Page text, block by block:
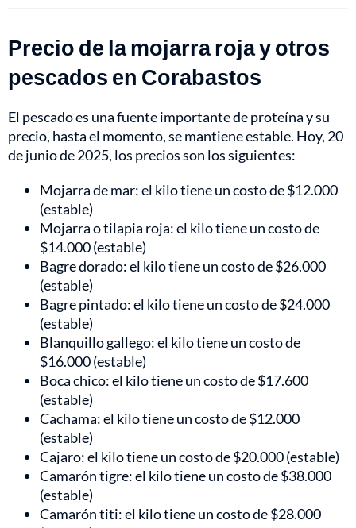
Precio de la mojarra roja y otros
pescados en Corabastos
El pescado es una fuente importante de proteína y su
precio, hasta el momento, se mantiene estable. Hoy, 20
de junio de 2025, los precios son los siguientes:
Mojarra de mar: el kilo tiene un costo de $12.000
(estable)
Mojarra o tilapia roja: el kilo tiene un costo de
$14.000 (estable)
Bagre dorado: el kilo tiene un costo de $26.000
(estable)
Bagre pintado: el kilo tiene un costo de $24.000
(estable)
Blanquillo gallego: el kilo tiene un costo de
$16.000 (estable)
Boca chico: el kilo tiene un costo de $17.600
(estable)
Cachama: el kilo tiene un costo de $12.000
(estable)
Cajaro: el kilo tiene un costo de $20.000 (estable)
Camarón tigre: el kilo tiene un costo de $38.000
(estable)
Camarón titi: el kilo tiene un costo de $28.000